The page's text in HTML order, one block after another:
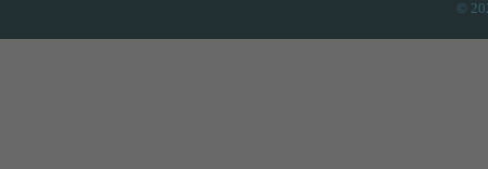
©